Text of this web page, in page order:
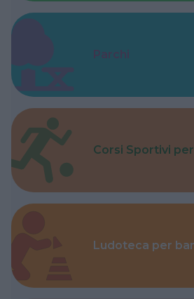
Parchi
Corsi Sportivi
Ludoteca per